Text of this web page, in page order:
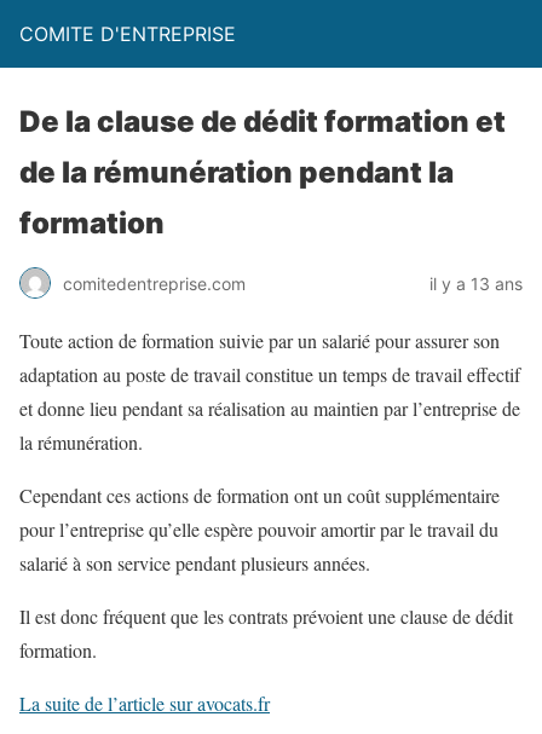
COMITE D'ENTREPRISE
De la clause de dédit formation et
de la rémunération pendant la
formation
comitedentreprise.com il y a 13 ans
Toute action de formation suivie par un salarié pour assurer son
adaptation au poste de travail constitue un temps de travail effectif
et donne lieu pendant sa réalisation au maintien par l’entreprise de
la rémunération.
Cependant ces actions de formation ont un coût supplémentaire
pour l’entreprise qu’elle espère pouvoir amortir par le travail du
salarié à son service pendant plusieurs années.
Il est donc fréquent que les contrats prévoient une clause de dédit
formation.
La suite de l’article sur avocats.fr